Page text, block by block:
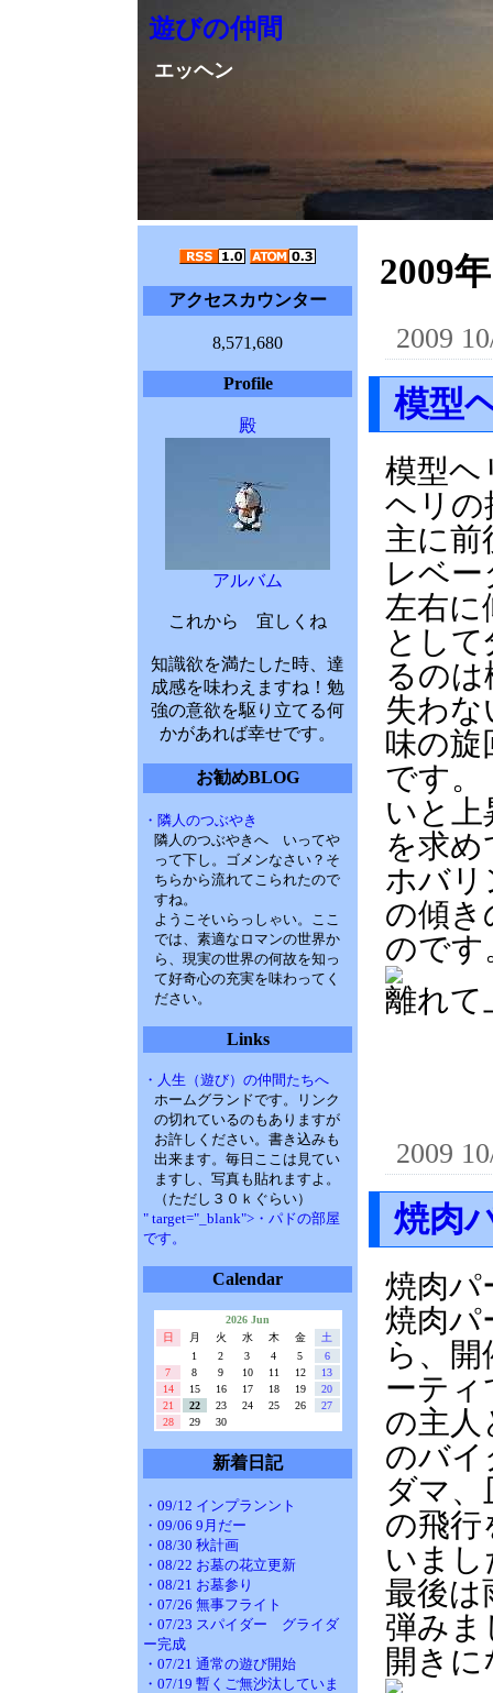
遊びの仲間
エッヘン
アクセスカウンター
8,571,680
Profile
殿
アルバム
これから 宜しくね
知識欲を満たした時、達
成感を味わえますね！勉
強の意欲を駆り立てる何
かがあれば幸せです。
お勧めBLOG
・隣人のつぶやき
隣人のつぶやきへ いってや
って下し。ゴメンなさい？そ
ちらから流れてこられたので
すね。
ようこそいらっしゃい。ここ
では、素適なロマンの世界か
ら、現実の世界の何故を知っ
て好奇心の充実を味わってく
ださい。
Links
・人生（遊び）の仲間たちへ
ホームグランドです。リンク
の切れているのもありますが
お許しください。書き込みも
出来ます。毎日ここは見てい
ますし、写真も貼れますよ。
（ただし３０ｋぐらい）
" target="_blank">・パドの部屋
です。
Calendar
2026 Jun
日
月 火 水 木 金
土
1
2 3 4 5
6
7
8 9 10 11 12
13
14
15 16 17 18 19
20
21
22 23 24 25 26
27
28
29 30
新着日記
・09/12 インプランント
・09/06 9月だー
・08/30 秋計画
・08/22 お墓の花立更新
・08/21 お墓参り
・07/26 無事フライト
・07/23 スパイダー グライダ
ー完成
・07/21 通常の遊び開始
・07/19 暫くご無沙汰していま
2009
2009
模型
模型ヘ
ヘリの
主に前
レベ
左右に
とし
るの
失わ
味の旋
です
いと
を求
ホバリ
の傾
のです
離れて
2009
焼肉
焼肉パ
焼肉パ
ら、
ーテ
の主人
のバイ
ダマ
の飛行
いまし
最後は
弾みま
開き